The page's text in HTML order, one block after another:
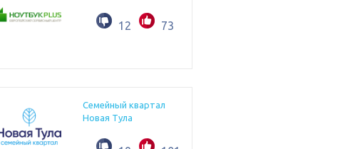
12 73
Семейный квартал
Новая Тула